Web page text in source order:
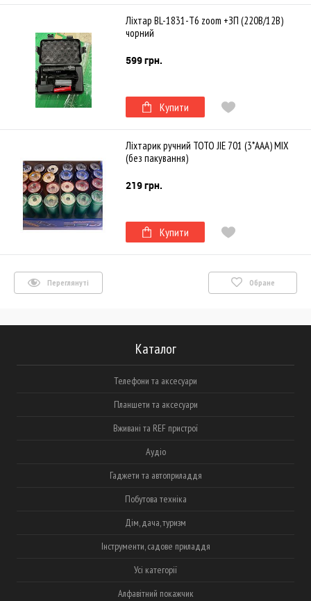
Ліхтар BL-1831-T6 zoom +ЗП (220В/12В)
чорний
599 грн.
Купити
Ліхтарик ручний TOTO JIE 701 (3*AAA) MIX
(без пакування)
219 грн.
Купити
Переглянуті Обране
Каталог
Телефони та аксесуари
Планшети та аксесуари
Вживані та REF пристрої
Аудіо
Гаджети та автоприладдя
Побутова техніка
Дім, дача, туризм
Інструменти, садове приладдя
Усі категорії
Алфавітний покажчик